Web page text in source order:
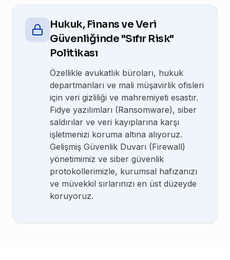
Hukuk, Finans ve Veri
Güvenliğinde "Sıfır Risk"
Politikası
Özellikle avukatlık büroları, hukuk
departmanları ve mali müşavirlik ofisleri
için veri gizliliği ve mahremiyeti esastır.
Fidye yazılımları (Ransomware), siber
saldırılar ve veri kayıplarına karşı
işletmenizi koruma altına alıyoruz.
Gelişmiş Güvenlik Duvarı (Firewall)
yönetimimiz ve siber güvenlik
protokollerimizle, kurumsal hafızanızı
ve müvekkil sırlarınızı en üst düzeyde
koruyoruz.